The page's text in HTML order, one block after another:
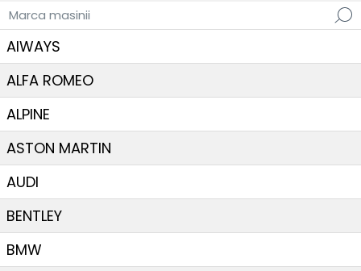
Marca masinii
AIWAYS
ALFA ROMEO
ALPINE
ASTON MARTIN
AUDI
BENTLEY
BMW